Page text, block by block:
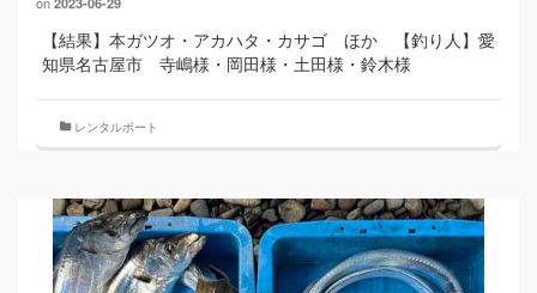
【結果】本ガツオ・アカハタ・カサゴ ほか 【釣り人】愛
知県名古屋市 寺嶋様・岡田様・土田様・鈴木様
レンタルボート